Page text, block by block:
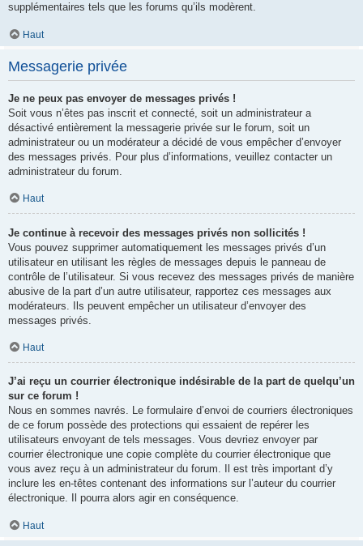
supplémentaires tels que les forums qu’ils modèrent.
Haut
Messagerie privée
Je ne peux pas envoyer de messages privés !
Soit vous n’êtes pas inscrit et connecté, soit un administrateur a
désactivé entièrement la messagerie privée sur le forum, soit un
administrateur ou un modérateur a décidé de vous empêcher d’envoyer
des messages privés. Pour plus d’informations, veuillez contacter un
administrateur du forum.
Haut
Je continue à recevoir des messages privés non sollicités !
Vous pouvez supprimer automatiquement les messages privés d’un
utilisateur en utilisant les règles de messages depuis le panneau de
contrôle de l’utilisateur. Si vous recevez des messages privés de manière
abusive de la part d’un autre utilisateur, rapportez ces messages aux
modérateurs. Ils peuvent empêcher un utilisateur d’envoyer des
messages privés.
Haut
J’ai reçu un courrier électronique indésirable de la part de quelqu’un
sur ce forum !
Nous en sommes navrés. Le formulaire d’envoi de courriers électroniques
de ce forum possède des protections qui essaient de repérer les
utilisateurs envoyant de tels messages. Vous devriez envoyer par
courrier électronique une copie complète du courrier électronique que
vous avez reçu à un administrateur du forum. Il est très important d’y
inclure les en-têtes contenant des informations sur l’auteur du courrier
électronique. Il pourra alors agir en conséquence.
Haut